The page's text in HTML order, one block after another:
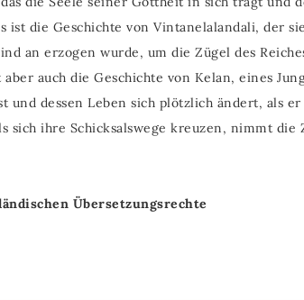
ist die Geschichte von Vintanelalandali, der
an erzogen wurde, um die Zügel des
auch die Geschichte von Kelan, eines
und dessen Leben sich plötzlich ändert, als
sich ihre Schicksalswege kreuzen, nimmt die
Übersetzungsrechte